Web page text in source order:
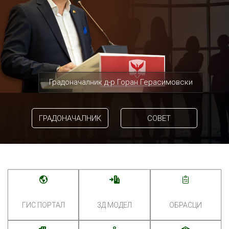
Градоначалник д-р Горан Герасимовски
ГРАДОНАЧАЛНИК СОВЕТ
ГИС ПОРТАЛ 3Д МОДЕЛ ОБРАСЦИ